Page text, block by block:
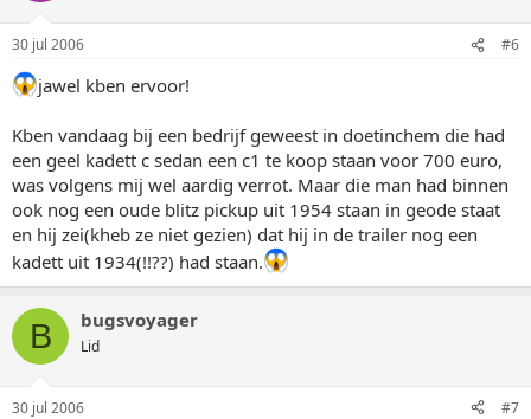
30 jul 2006 #6
jawel kben ervoor!
Kben vandaag bij een bedrijf geweest in doetinchem die had
een geel kadett c sedan een c1 te koop staan voor 700 euro,
was volgens mij wel aardig verrot. Maar die man had binnen
ook nog een oude blitz pickup uit 1954 staan in geode staat
en hij zei(kheb ze niet gezien) dat hij in de trailer nog een
kadett uit 1934(!!??) had staan.
B bugsvoyager
Lid
30 jul 2006 #7